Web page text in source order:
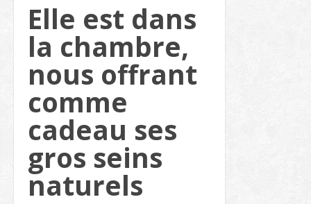
Rencontre
Webcam
Elle est dans
la chambre,
nous offrant
comme
cadeau ses
gros seins
naturels